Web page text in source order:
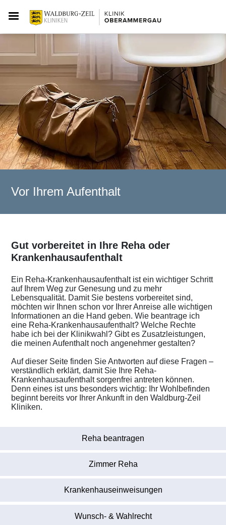
Vor Ihrem Aufenthalt
Gut vorbereitet in Ihre Reha oder
Krankenhausaufenthalt
Ein Reha-Krankenhausaufenthalt ist ein wichtiger Schritt
auf Ihrem Weg zur Genesung und zu mehr
Lebensqualität. Damit Sie bestens vorbereitet sind,
möchten wir Ihnen schon vor Ihrer Anreise alle wichtigen
Informationen an die Hand geben. Wie beantrage ich
eine Reha-Krankenhausaufenthalt? Welche Rechte
habe ich bei der Klinikwahl? Gibt es Zusatzleistungen,
die meinen Aufenthalt noch angenehmer gestalten?
Auf dieser Seite finden Sie Antworten auf diese Fragen –
verständlich erklärt, damit Sie Ihre Reha-
Krankenhausaufenthalt sorgenfrei antreten können.
Denn eines ist uns besonders wichtig: Ihr Wohlbefinden
beginnt bereits vor Ihrer Ankunft in den Waldburg-Zeil
Kliniken.
Reha beantragen
Zimmer Reha
Krankenhauseinweisungen
Wunsch- & Wahlrecht